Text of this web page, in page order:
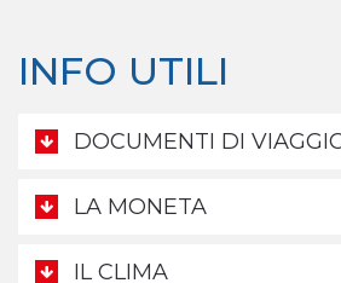
INFO UTILI
DOCUMENTI DI
LA MONETA
IL CLIMA